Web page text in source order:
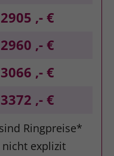
2905 ,- €
2960 ,- €
3066 ,- €
3372 ,- €
Ringpreise*
nicht explizit